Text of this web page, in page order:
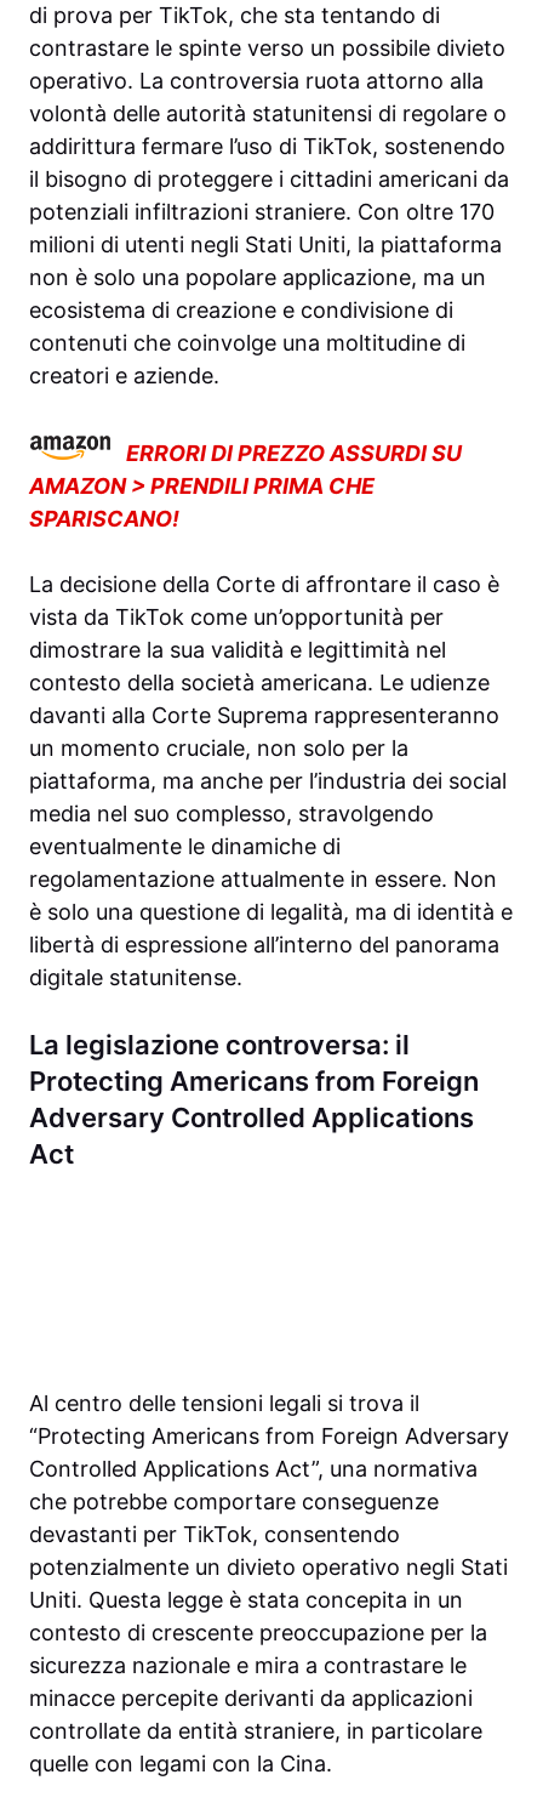
di prova per TikTok, che sta tentando di
contrastare le spinte verso un possibile divieto
operativo. La controversia ruota attorno alla
volontà delle autorità statunitensi di regolare o
addirittura fermare l’uso di TikTok, sostenendo
il bisogno di proteggere i cittadini americani da
potenziali infiltrazioni straniere. Con oltre 170
milioni di utenti negli Stati Uniti, la piattaforma
non è solo una popolare applicazione, ma un
ecosistema di creazione e condivisione di
contenuti che coinvolge una moltitudine di
creatori e aziende.
ERRORI DI PREZZO ASSURDI SU
AMAZON > PRENDILI PRIMA CHE
SPARISCANO!
La decisione della Corte di affrontare il caso è
vista da TikTok come un’opportunità per
dimostrare la sua validità e legittimità nel
contesto della società americana. Le udienze
davanti alla Corte Suprema rappresenteranno
un momento cruciale, non solo per la
piattaforma, ma anche per l’industria dei social
media nel suo complesso, stravolgendo
eventualmente le dinamiche di
regolamentazione attualmente in essere. Non
è solo una questione di legalità, ma di identità e
libertà di espressione all’interno del panorama
digitale statunitense.
La legislazione controversa: il
Protecting Americans from Foreign
Adversary Controlled Applications
Act
Al centro delle tensioni legali si trova il
“Protecting Americans from Foreign Adversary
Controlled Applications Act”, una normativa
che potrebbe comportare conseguenze
devastanti per TikTok, consentendo
potenzialmente un divieto operativo negli Stati
Uniti. Questa legge è stata concepita in un
contesto di crescente preoccupazione per la
sicurezza nazionale e mira a contrastare le
minacce percepite derivanti da applicazioni
controllate da entità straniere, in particolare
quelle con legami con la Cina.